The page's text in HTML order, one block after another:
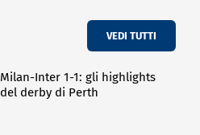
VEDI TUTTI
Milan-Inter 1-1: gli highlights
del derby di Perth